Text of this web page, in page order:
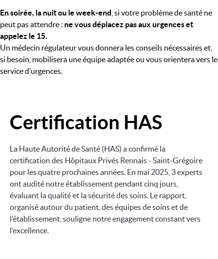
En soirée, la nuit ou le week-end , si votre problème de santé ne
peut pas attendre : ne vous déplacez pas aux urgences et
appelez le 15.
Un médecin régulateur vous donnera les conseils nécessaires et,
si besoin, mobilisera une équipe adaptée ou vous orientera vers le
service d’urgences.
Image
Certification HAS
La Haute Autorité de Santé (HAS) a confirmé la
certification des Hôpitaux Privés Rennais - Saint-Grégoire
pour les quatre prochaines années. En mai 2025, 3 experts
ont audité notre établissement pendant cinq jours,
évaluant la qualité et la sécurité des soins. Le rapport,
organisé autour du patient, des équipes de soins et de
l’établissement, souligne notre engagement constant vers
l’excellence.